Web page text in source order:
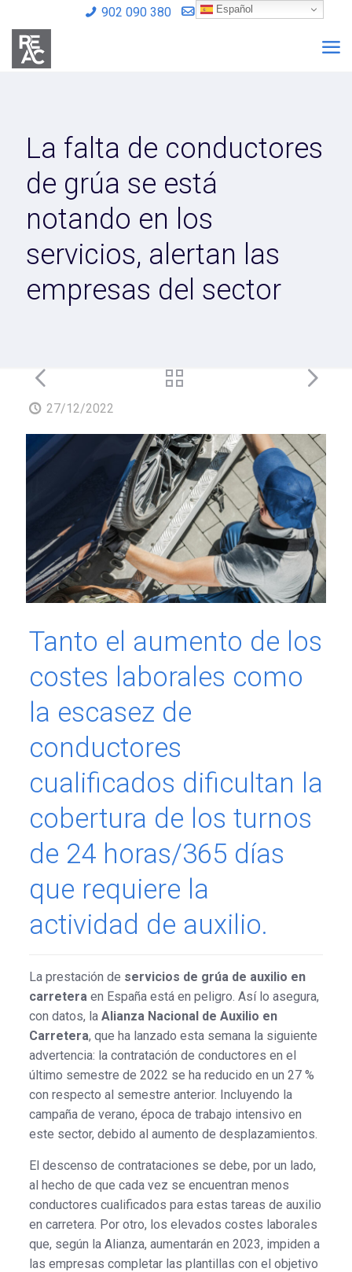
902 090 380 info@reac.es
La falta de conductores
de grúa se está
notando en los
servicios, alertan las
empresas del sector
27/12/2022
Tanto el aumento de los
costes laborales como
la escasez de
conductores
cualificados dificultan la
cobertura de los turnos
de 24 horas/365 días
que requiere la
actividad de auxilio.
La prestación de servicios de grúa de auxilio en
carreteraen España está en peligro. Así lo asegura,
con datos, la Alianza Nacional de Auxilio en
Carretera, que ha lanzado esta semana la siguiente
advertencia: la contratación de conductores en el
último semestre de 2022 se ha reducido en un 27 %
con respecto al semestre anterior. Incluyendo la
campaña de verano, época de trabajo intensivo en
este sector, debido al aumento de desplazamientos.
El descenso de contrataciones se debe, por un lado,
al hecho de que cada vez se encuentran menos
conductores cualificados para estas tareas de auxilio
en carretera. Por otro, los elevados costes laborales
que, según la Alianza, aumentarán en 2023, impiden a
las empresas completar las plantillas con el objetivo
Español